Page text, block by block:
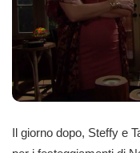
Il giorno dopo, Steffy e